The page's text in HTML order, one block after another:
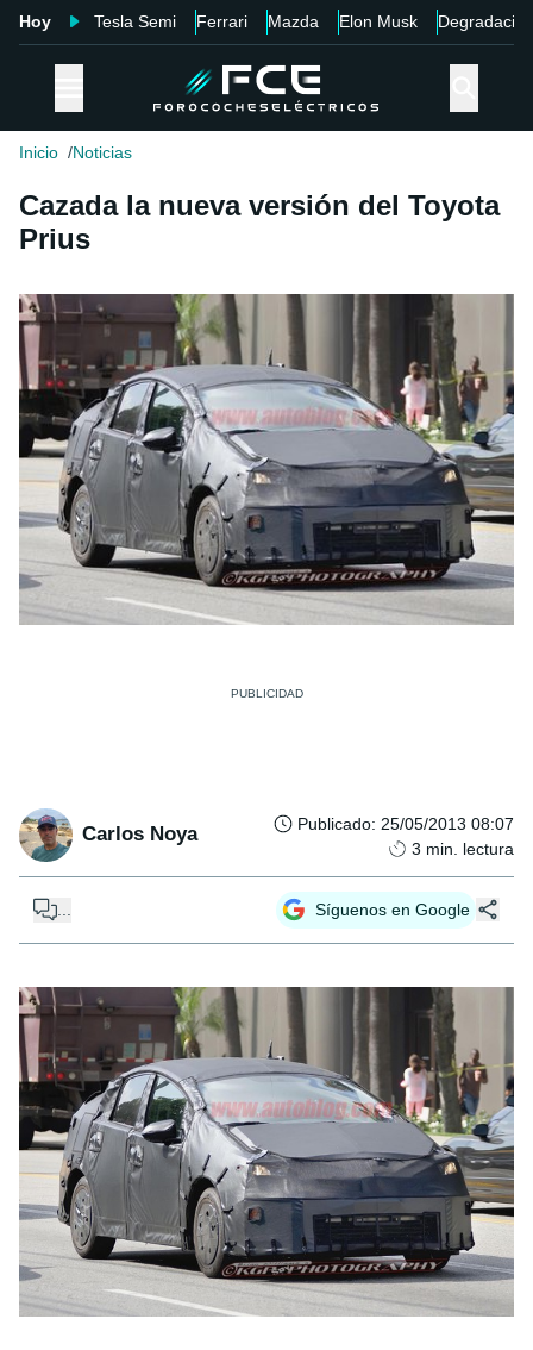
Hoy Tesla Semi Ferrari Mazda Elon Musk Degradación
Inicio Noticias
Cazada la nueva versión del Toyota
Prius
Carlos Noya Publicado: 25/05/2013 08:07
3 min. lectura
Síguenos en Google